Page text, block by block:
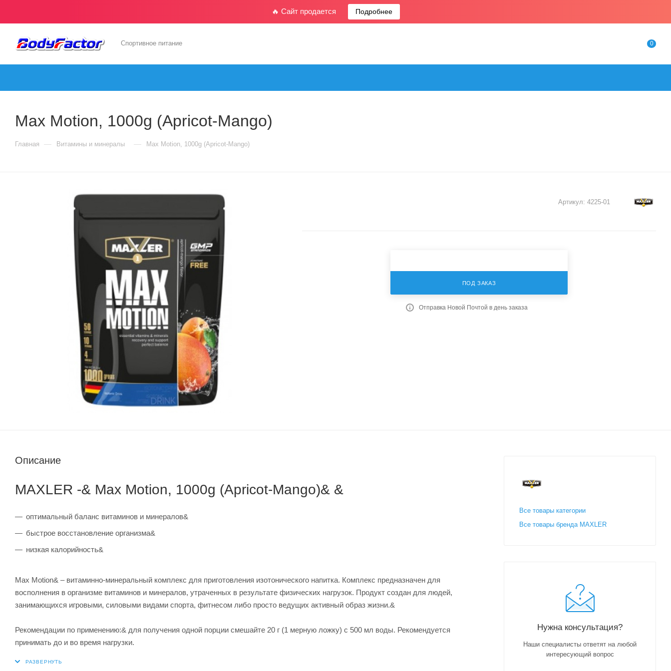
🔥 Сайт продается Подробнее
Спортивное питание 0
Max Motion, 1000g (Apricot-Mango)
Главная — Витамины и минералы — Max Motion, 1000g (Apricot-Mango)
Артикул: 4225-01
ПОД ЗАКАЗ
Отправка Новой Почтой в день заказа
Описание
MAXLER -& Max Motion, 1000g (Apricot-Mango)& &
оптимальный баланс витаминов и минералов&
быстрое восстановление организма&
низкая калорийность&
Max Motion& – витаминно-минеральный комплекс для приготовления изотонического напитка. Комплекс предназначен для
восполнения в организме витаминов и минералов, утраченных в результате физических нагрузок. Продукт создан для людей,
занимающихся игровыми, силовыми видами спорта, фитнесом либо просто ведущих активный образ жизни.&
Рекомендации по применению:& для получения одной порции смешайте 20 г (1 мерную ложку) с 500 мл воды. Рекомендуется
принимать до и во время нагрузки.
Все товары категории
Все товары бренда MAXLER
Нужна консультация?
Наши специалисты ответят на любой
интересующий вопрос